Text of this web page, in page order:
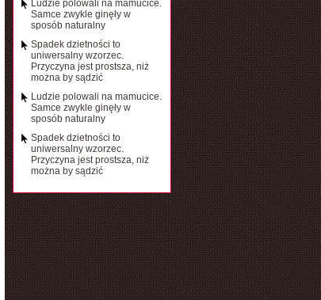
Ludzie polowali na mamucice.
Samce zwykle ginęły w
sposób naturalny
Spadek dzietności to
uniwersalny wzorzec.
Przyczyna jest prostsza, niż
można by sądzić
Ludzie polowali na mamucice.
Samce zwykle ginęły w
sposób naturalny
Spadek dzietności to
uniwersalny wzorzec.
Przyczyna jest prostsza, niż
można by sądzić